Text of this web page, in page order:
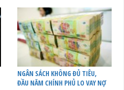
NGÂN SÁCH KHÔNG ĐỦ TIÊU,
ĐẦU NĂM CHÍNH PHỦ LO VAY NỢ